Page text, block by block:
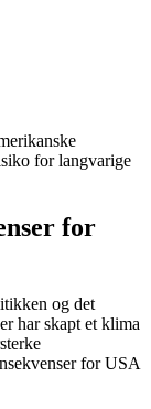
for langvarige
for
og det
har skapt et klima
for USA